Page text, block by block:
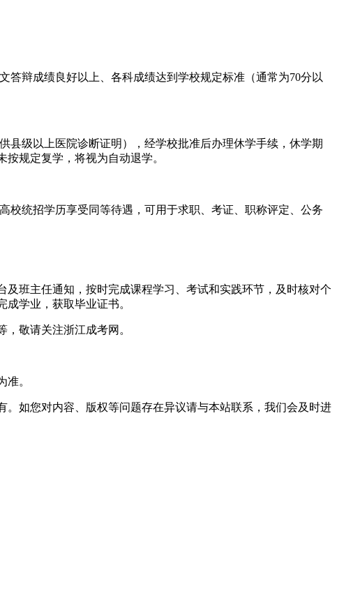
辩成绩良好以上、各科成绩达到学校规定标准（通常为70分以
县级以上医院诊断证明），经学校批准后办理休学手续，休学期
规定复学，将视为自动退学。
校统招学历享受同等待遇，可用于求职、考证、职称评定、公务
班主任通知，按时完成课程学习、考试和实践环节，及时核对个
学业，获取毕业证书。
敬请关注浙江成考网。
。
。如您对内容、版权等问题存在异议请与本站联系，我们会及时进